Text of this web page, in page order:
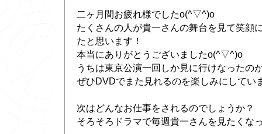
二ヶ月間お疲れ様でしたo(^▽^)o
たくさんの人が貴一さんの舞台を見て笑顔
たと思います！
本当にありがとうございましたo(^▽^)o
うちは東京公演一回しか見に行けなったの
ぜひDVDでまた見れるのを楽しみにして
次はどんなお仕事をされるのでしょうか？
そろそろドラマで毎週貴一さんを見たくな